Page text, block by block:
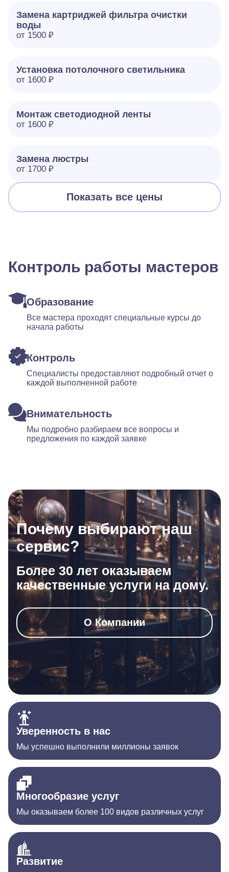
Замена картриджей фильтра очистки
воды
от 1500 ₽
Установка потолочного светильника
от 1600 ₽
Монтаж светодиодной ленты
от 1600 ₽
Замена люстры
от 1700 ₽
Показать все цены
Контроль работы мастеров
Образование
Все мастера проходят специальные курсы до
начала работы
Контроль
Специалисты предоставляют подробный отчет о
каждой выполненной работе
Внимательность
Мы подробно разбираем все вопросы и
предложения по каждой заявке
Почему выбирают наш
сервис?
Более 30 лет оказываем
качественные услуги на дому.
О Компании
Уверенность в нас
Мы успешно выполнили миллионы заявок
Многообразие услуг
Мы оказываем более 100 видов различных услуг
Развитие